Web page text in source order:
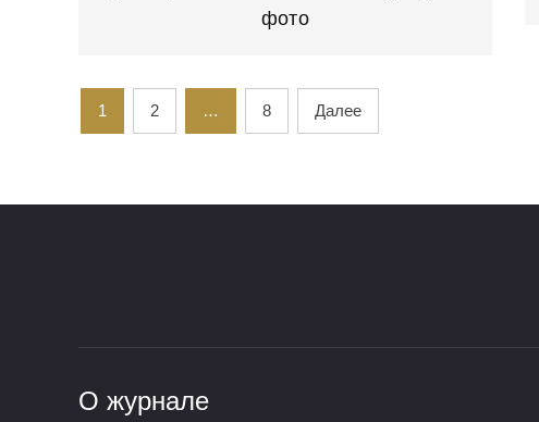
фото
1 2 … 8 Далее
О журнале